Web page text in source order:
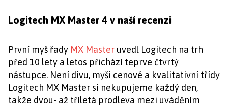
Logitech MX Master 4 v naší recenzi
První myš řady MX Master uvedl Logitech na trh
před 10 lety a letos přichází teprve čtvrtý
nástupce. Není divu, myši cenové a kvalitativní třídy
Logitech MX Master si nekupujeme každý den,
takže dvou- až tříletá prodleva mezi uváděním